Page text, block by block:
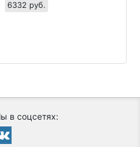
6332 руб.
в соцсетях: